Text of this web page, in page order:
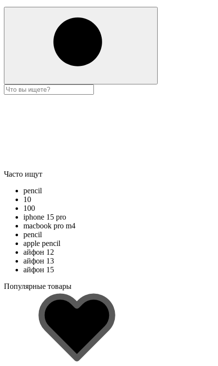
Часто ищут
pencil
10
100
iphone 15 pro
macbook pro m4
pencil
apple pencil
айфон 12
айфон 13
айфон 15
Популярные товары